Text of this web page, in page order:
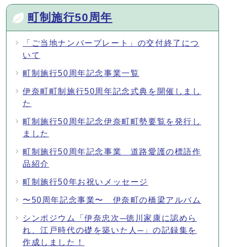
町制施行50周年
「ご当地ナンバープレート」の交付終了につ
いて
町制施行50周年記念事業一覧
伊奈町町制施行50周年記念式典を開催しまし
た
町制施行50周年記念伊奈町町勢要覧を発行し
ました
町制施行50周年記念事業 道路愛護の標語作
品紹介
町制施行50年お祝いメッセージ
〜50周年記念事業〜 伊奈町の橋梁アルバム
シンポジウム「伊奈忠次─徳川家康に認めら
れ、江戸時代の礎を築いた人─」の記録集を
作成しました！